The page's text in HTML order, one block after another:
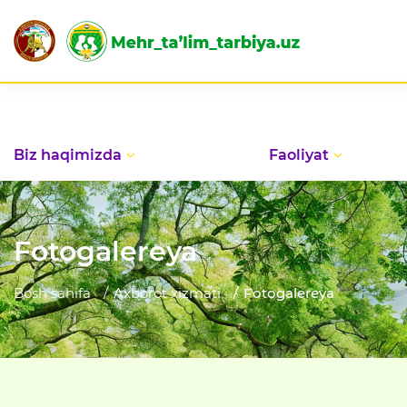
Biz haqimizda Faoliyat
Fotogalereya
Bosh sahifa Axborot xizmati Fotogalereya